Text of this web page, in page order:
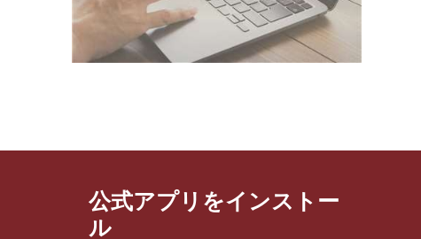
公式アプリをインストー
ル